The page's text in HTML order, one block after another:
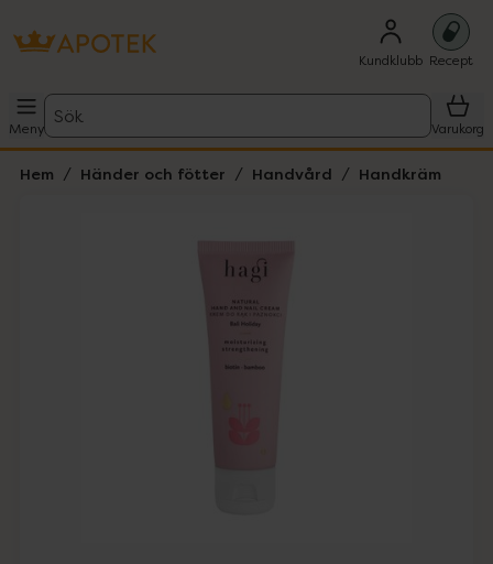
Kundklubb Recept
Meny
Sök
Varukorg
Hem Händer och fötter Handvård Handkräm